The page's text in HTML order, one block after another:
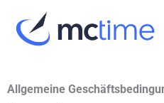
Allgemeine